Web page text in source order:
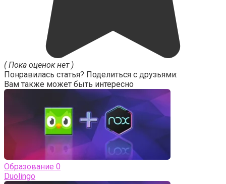
( Пока оценок нет )
Понравилась статья? Поделиться с друзьями:
Вам также может быть интересно
Образование 0
Duolingo